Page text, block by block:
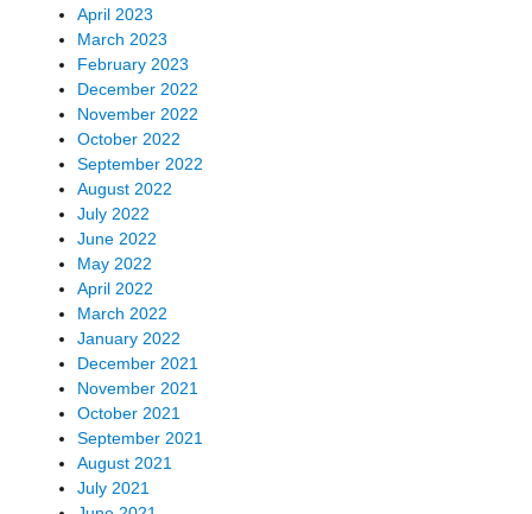
April 2023
March 2023
February 2023
December 2022
November 2022
October 2022
September 2022
August 2022
July 2022
June 2022
May 2022
April 2022
March 2022
January 2022
December 2021
November 2021
October 2021
September 2021
August 2021
July 2021